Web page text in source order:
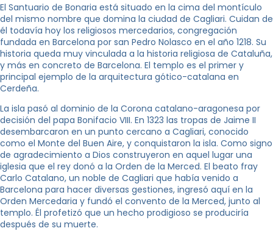
El Santuario de Bonaria está situado en la cima del montículo
del mismo nombre que domina la ciudad de Cagliari. Cuidan de
él todavía hoy los religiosos mercedarios, congregación
fundada en Barcelona por san Pedro Nolasco en el año 1218. Su
historia queda muy vinculada a la historia religiosa de Cataluña,
y más en concreto de Barcelona. El templo es el primer y
principal ejemplo de la arquitectura gótico-catalana en
Cerdeña.
La isla pasó al dominio de la Corona catalano-aragonesa por
decisión del papa Bonifacio VIII. En 1323 las tropas de Jaime II
desembarcaron en un punto cercano a Cagliari, conocido
como el Monte del Buen Aire, y conquistaron la isla. Como signo
de agradecimiento a Dios construyeron en aquel lugar una
iglesia que el rey donó a la Orden de la Merced. El beato fray
Carlo Catalano, un noble de Cagliari que había venido a
Barcelona para hacer diversas gestiones, ingresó aquí en la
Orden Mercedaria y fundó el convento de la Merced, junto al
templo. Él profetizó que un hecho prodigioso se produciría
después de su muerte.